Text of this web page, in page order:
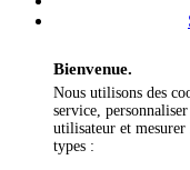
Bienvenue.
Nous utilisons des
service,
utilisateur et mesurer
types :